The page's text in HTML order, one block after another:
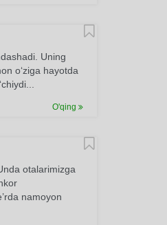
Uning
o‘ziga hayotda
O'qing
otalarimizga
namoyon